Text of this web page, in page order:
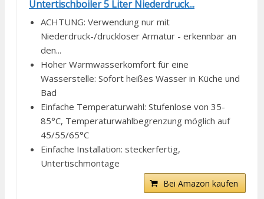
Untertischboiler 5 Liter Niederdruck...
ACHTUNG: Verwendung nur mit
Niederdruck-/druckloser Armatur - erkennbar an
den...
Hoher Warmwasserkomfort für eine
Wasserstelle: Sofort heißes Wasser in Küche und
Bad
Einfache Temperaturwahl: Stufenlose von 35-
85°C, Temperaturwahlbegrenzung möglich auf
45/55/65°C
Einfache Installation: steckerfertig,
Untertischmontage
Bei Amazon kaufen